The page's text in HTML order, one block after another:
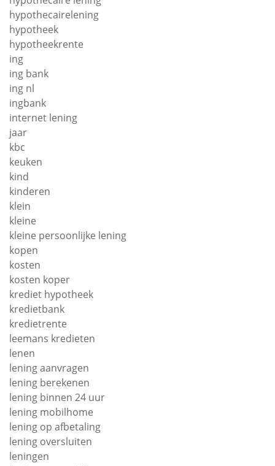
hypothecairelening
hypotheek
hypotheekrente
ing
ing bank
ing nl
ingbank
internet lening
jaar
kbc
keuken
kind
kinderen
klein
kleine
kleine persoonlijke lening
kopen
kosten
kosten koper
krediet hypotheek
kredietbank
kredietrente
leemans kredieten
lenen
lening aanvragen
lening berekenen
lening binnen 24 uur
lening mobilhome
lening op afbetaling
lening oversluiten
leningen